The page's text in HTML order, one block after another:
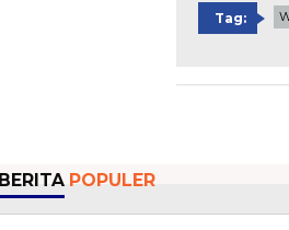
Tag:
BERITA POPULER